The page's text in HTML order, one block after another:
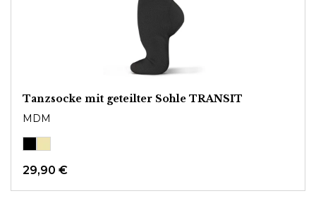
Tanzsocke mit geteilter Sohle TRANSIT
MDM
29,90 €